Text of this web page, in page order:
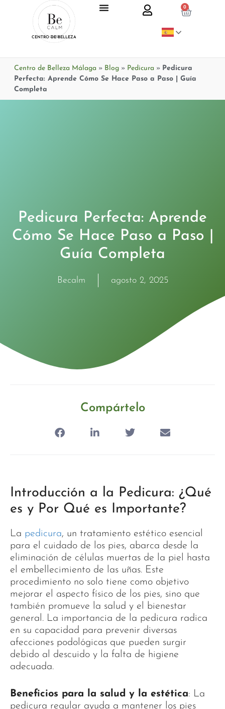
CENTRO DE BELLEZA
0
Centro de Belleza Málaga » Blog» Pedicura » Pedicura
Perfecta: Aprende Cómo Se Hace Paso a Paso | Guía
Completa
Pedicura Perfecta: Aprende
Cómo Se Hace Paso a Paso |
Guía Completa
Becalm agosto 2, 2025
Compártelo
Introducción a la Pedicura: ¿Qué
es y Por Qué es Importante?
La pedicura, un tratamiento estético esencial
para el cuidado de los pies, abarca desde la
eliminación de células muertas de la piel hasta
el embellecimiento de las uñas. Este
procedimiento no solo tiene como objetivo
mejorar el aspecto físico de los pies, sino que
también promueve la salud y el bienestar
general. La importancia de la pedicura radica
en su capacidad para prevenir diversas
afecciones podológicas que pueden surgir
debido al descuido y la falta de higiene
adecuada.
Beneficios para la salud y la estética: La
pedicura regular ayuda a mantener los pies